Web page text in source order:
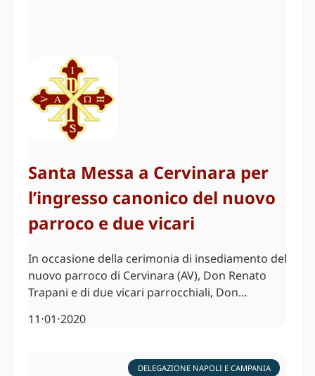
Santa Messa a Cervinara per
l’ingresso canonico del nuovo
parroco e due vicari
In occasione della cerimonia di insediamento del
nuovo parroco di Cervinara (AV), Don Renato
Trapani e di due vicari parrocchiali, Don…
11⋅01⋅2020
DELEGAZIONE NAPOLI E CAMPANIA